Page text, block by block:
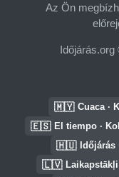
Az Ön
Időjárás.org
🇲🇾 Cuaca ·
🇪🇸 El tiempo ·
🇭🇺 Időjárás
🇱🇻